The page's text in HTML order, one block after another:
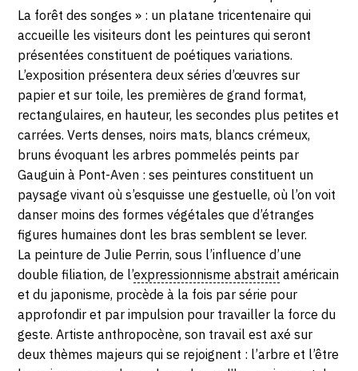
2019
La forêt des songes » : un platane tricentenaire qui
accueille les visiteurs dont les peintures qui seront
présentées constituent de poétiques variations.
L’exposition présentera deux séries d’œuvres sur
papier et sur toile, les premières de grand format,
rectangulaires, en hauteur, les secondes plus petites et
carrées. Verts denses, noirs mats, blancs crémeux,
bruns évoquant les arbres pommelés peints par
Gauguin à Pont-Aven : ses peintures constituent un
paysage vivant où s’esquisse une gestuelle, où l’on voit
danser moins des formes végétales que d’étranges
figures humaines dont les bras semblent se lever.
La peinture de Julie Perrin, sous l’influence d’une
double filiation, de l’expressionnisme abstrait américain
et du japonisme, procède à la fois par série pour
approfondir et par impulsion pour travailler la force du
geste. Artiste anthropocène, son travail est axé sur
deux thèmes majeurs qui se rejoignent : l’arbre et l’être